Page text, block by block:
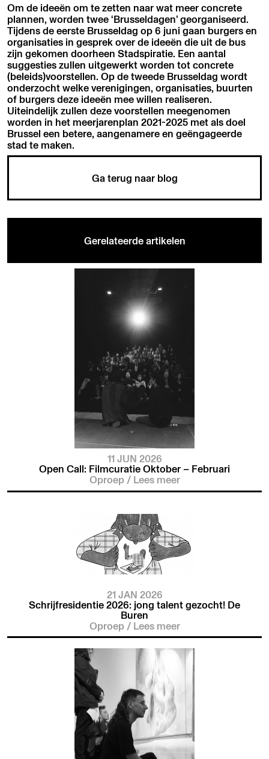
Om de ideeën om te zetten naar wat meer concrete
plannen, worden twee ‘Brusseldagen’ georganiseerd.
Tijdens de eerste Brusseldag op 6 juni gaan burgers en
organisaties in gesprek over de ideeën die uit de bus
zijn gekomen doorheen Stadspiratie. Een aantal
suggesties zullen uitgewerkt worden tot concrete
(beleids)voorstellen. Op de tweede Brusseldag wordt
onderzocht welke verenigingen, organisaties, buurten
of burgers deze ideeën mee willen realiseren.
Uiteindelijk zullen deze voorstellen meegenomen
worden in het meerjarenplan 2021-2025 met als doel
Brussel een betere, aangenamere en geëngageerde
stad te maken.
Ga terug naar blog
Gerelateerde artikelen
11 JUN 2026
Open Call: Filmcuratie Oktober – Februari
Oproep /Lees meer
21 JAN 2026
Schrijfresidentie 2026: jong talent gezocht! De
Buren
Oproep /Lees meer